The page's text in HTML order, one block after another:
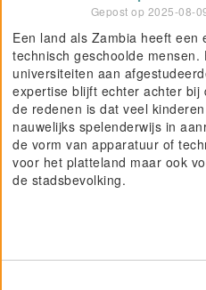
Gepost op 2025-08-
Een land als Zambia heeft een
technisch geschoolde
universiteiten aan
expertise blijft echter achter bij
de redenen is dat veel
nauwelijks spelenderwijs in
de vorm van apparatuur of
voor het platteland maar ook
de stadsbevolking.